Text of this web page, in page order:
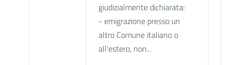
giudizialmente dichiarata:
- emigrazione presso un
altro Comune italiano o
all'estero, non...